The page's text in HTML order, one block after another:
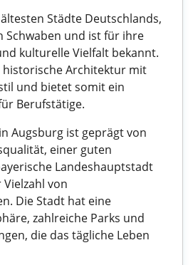
Städte Deutschlands,
Schwaben und ist für ihre
kulturelle Vielfalt bekannt.
historische Architektur mit
und bietet somit ein
Berufstätige.
Augsburg ist geprägt von
einer guten
Landeshauptstadt
von
Die Stadt hat eine
zahlreiche Parks und
die das tägliche Leben